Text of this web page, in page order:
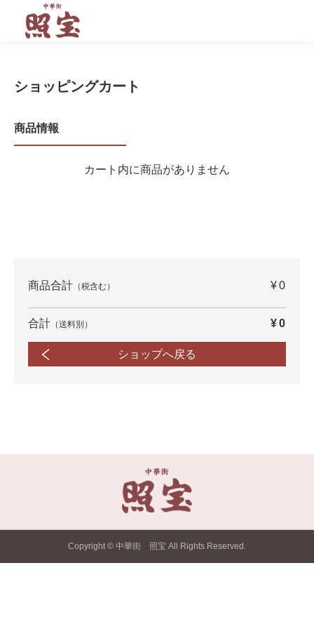
ショッピングカート
商品情報
カート内に商品がありません
商品合計 （税含む） ¥0
合計 （送料別） ¥0
ショップへ戻る
Copyright © 中華街 照宝 All Rights Reserved.